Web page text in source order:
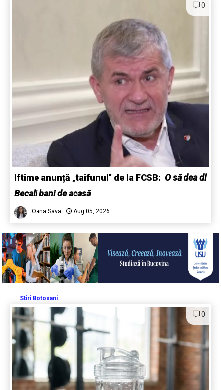
0
Iftime anunță „taifunul” de la FCSB: O să dea dl
Becali bani de acasă
Oana Sava Aug 05, 2026
Stiri Botosani
0